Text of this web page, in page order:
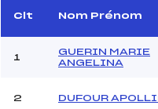
Assistant :
MANCHE 1
Clt Nom Prénom
1
GUERIN MARIE
ANGELINA
2 DUFOUR